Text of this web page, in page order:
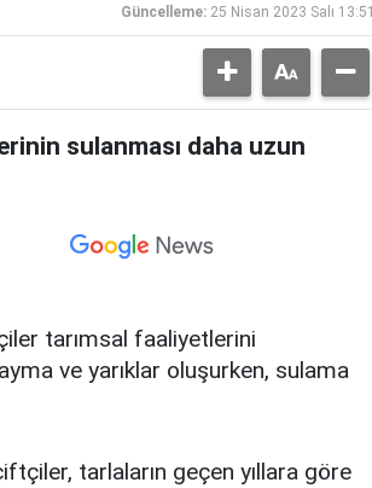
Güncelleme: 25 Nisan 2023 Salı 13:51
sulanması daha uzun
tarımsal faaliyetlerini
ve yarıklar oluşurken, sulama
tarlaların geçen yıllara göre